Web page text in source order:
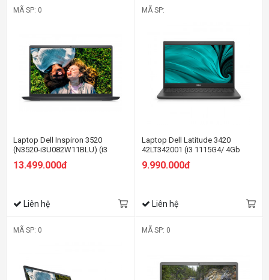
MÃ SP: 0
Laptop Dell Inspiron 3520
(N3520-i3U082W11BLU) (i3
1215U 8GB RAM/256GB
SSD/15.6 inch
13.499.000đ
Liên hệ
MÃ SP:
Laptop Dell Latitude 3420
42LT342001 (i3 1115G4/ 4Gb
Ram/ SSD 256Gb / 14.0"
HD/VGA ON/ DOS/Black)
9.990.000đ
Liên hệ
MÃ SP: 0 MÃ SP: 0